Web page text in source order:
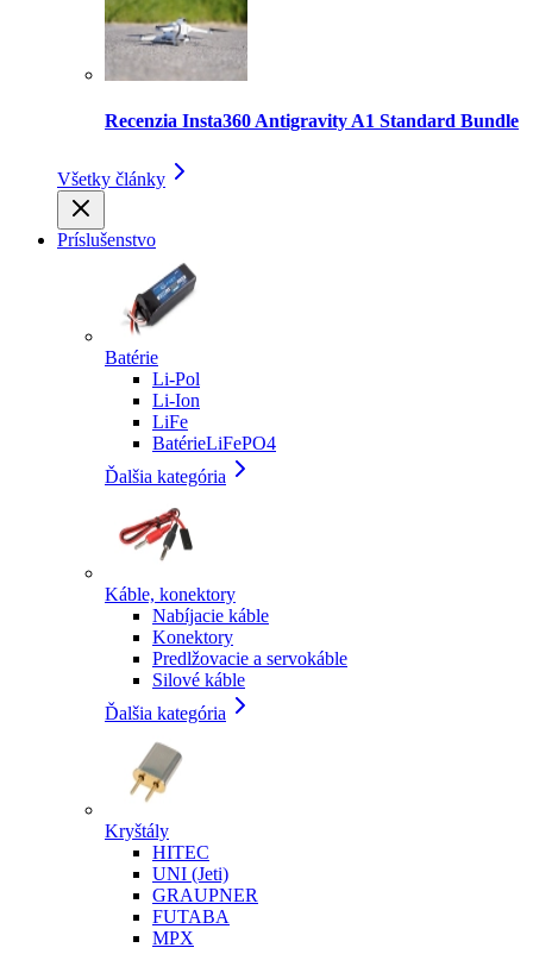
Recenzia Insta360 Antigravity A1 Standard Bundle
Všetky články
Príslušenstvo
Batérie
Li-Pol
Li-Ion
LiFe
BatérieLiFePO4
Ďalšia kategória
Káble, konektory
Nabíjacie káble
Konektory
Predlžovacie a servokáble
Silové káble
Ďalšia kategória
Kryštály
HITEC
UNI (Jeti)
GRAUPNER
FUTABA
MPX